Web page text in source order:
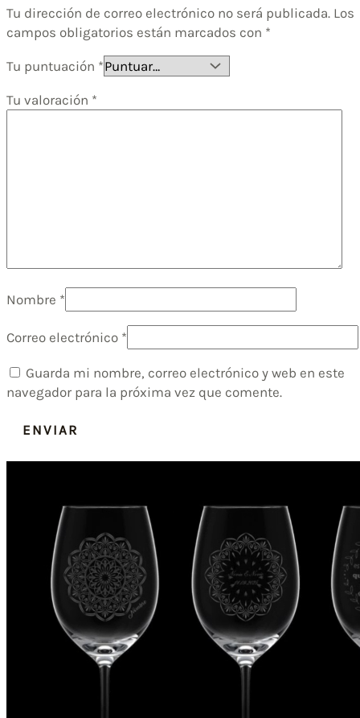
Tu dirección de correo electrónico no será publicada. Los
campos obligatorios están marcados con *
Tu puntuación *
Tu valoración *
Nombre *
Correo electrónico *
Guarda mi nombre, correo electrónico y web en este
navegador para la próxima vez que comente.